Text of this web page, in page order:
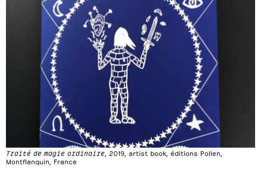
Traité de magie ordinaire, 2019, artist book, éditions Pollen,
Montflanquin, France